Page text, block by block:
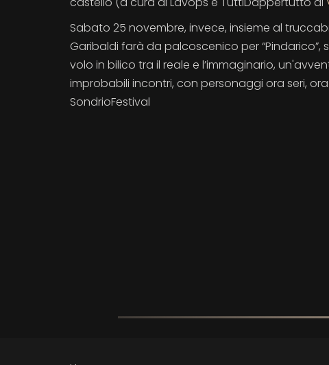
Sabato 25 novembre, invece, insieme al
Garibaldi farà da palcoscenico per
volo in bilico tra il reale e l’immaginario,
improbabili incontri, con personaggi ora seri,
SondrioFestival